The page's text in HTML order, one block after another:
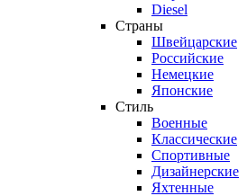
Diesel
Страны
Швейцарские
Российские
Немецкие
Японские
Стиль
Военные
Классические
Спортивные
Дизайнерские
Яхтенные